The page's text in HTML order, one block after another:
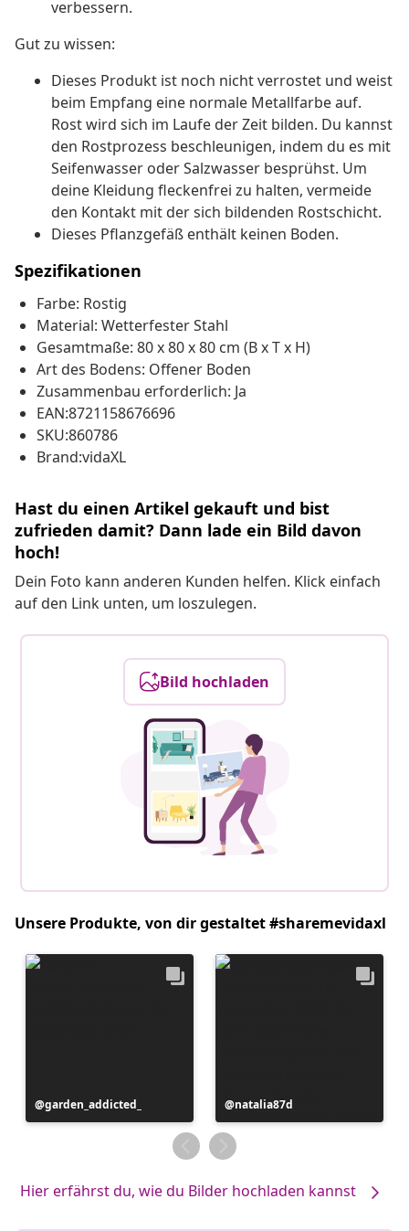
verbessern.
Gut zu wissen:
Dieses Produkt ist noch nicht verrostet und weist
beim Empfang eine normale Metallfarbe auf.
Rost wird sich im Laufe der Zeit bilden. Du kannst
den Rostprozess beschleunigen, indem du es mit
Seifenwasser oder Salzwasser besprühst. Um
deine Kleidung fleckenfrei zu halten, vermeide
den Kontakt mit der sich bildenden Rostschicht.
Dieses Pflanzgefäß enthält keinen Boden.
Spezifikationen
Farbe: Rostig
Material: Wetterfester Stahl
Gesamtmaße: 80 x 80 x 80 cm (B x T x H)
Art des Bodens: Offener Boden
Zusammenbau erforderlich: Ja
EAN:8721158676696
SKU:860786
Brand:vidaXL
Hast du einen Artikel gekauft und bist
zufrieden damit? Dann lade ein Bild davon
hoch!
Dein Foto kann anderen Kunden helfen. Klick einfach
auf den Link unten, um loszulegen.
Bild hochladen
Unsere Produkte, von dir gestaltet #sharemevidaxl
Beitrag
veröffentlicht
garden_addicted_
Beitrag
veröffentlicht
von
natalia87d
Hier erfährst du, wie du Bilder hochladen kannst